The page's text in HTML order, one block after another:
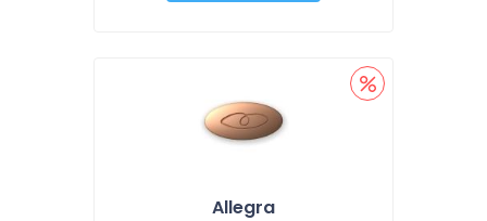
Allegra